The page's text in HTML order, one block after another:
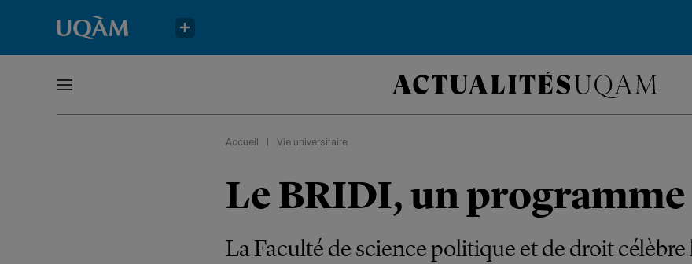
Accueil Vie universitaire
Le BRIDI, un
La Faculté de science politique et de droit célèbre